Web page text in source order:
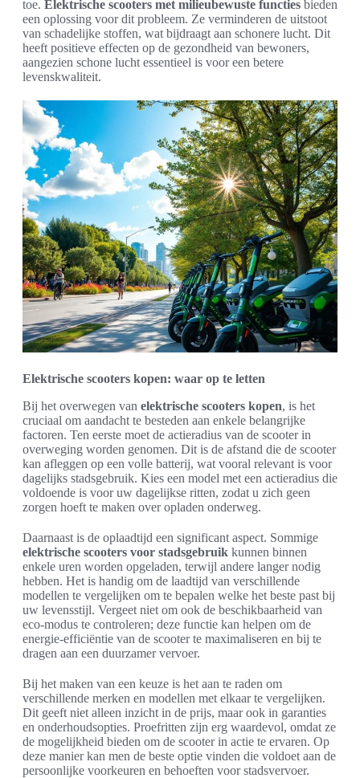
toe. Elektrische scooters met milieubewuste functies bieden
een oplossing voor dit probleem. Ze verminderen de uitstoot
van schadelijke stoffen, wat bijdraagt aan schonere lucht. Dit
heeft positieve effecten op de gezondheid van bewoners,
aangezien schone lucht essentieel is voor een betere
levenskwaliteit.
Elektrische scooters kopen: waar op te letten
Bij het overwegen van elektrische scooters kopen, is het
cruciaal om aandacht te besteden aan enkele belangrijke
factoren. Ten eerste moet de actieradius van de scooter in
overweging worden genomen. Dit is de afstand die de scooter
kan afleggen op een volle batterij, wat vooral relevant is voor
dagelijks stadsgebruik. Kies een model met een actieradius die
voldoende is voor uw dagelijkse ritten, zodat u zich geen
zorgen hoeft te maken over opladen onderweg.
Daarnaast is de oplaadtijd een significant aspect. Sommige
elektrische scooters voor stadsgebruik kunnen binnen
enkele uren worden opgeladen, terwijl andere langer nodig
hebben. Het is handig om de laadtijd van verschillende
modellen te vergelijken om te bepalen welke het beste past bij
uw levensstijl. Vergeet niet om ook de beschikbaarheid van
eco-modus te controleren; deze functie kan helpen om de
energie-efficiëntie van de scooter te maximaliseren en bij te
dragen aan een duurzamer vervoer.
Bij het maken van een keuze is het aan te raden om
verschillende merken en modellen met elkaar te vergelijken.
Dit geeft niet alleen inzicht in de prijs, maar ook in garanties
en onderhoudsopties. Proefritten zijn erg waardevol, omdat ze
de mogelijkheid bieden om de scooter in actie te ervaren. Op
deze manier kan men de beste optie vinden die voldoet aan de
persoonlijke voorkeuren en behoeften voor stadsvervoer.